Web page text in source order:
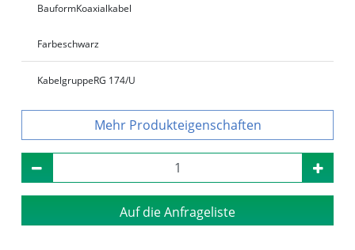
BauformKoaxialkabel
Farbeschwarz
KabelgruppeRG 174/U
Produkteigenschaften
Auf die Anfrageliste